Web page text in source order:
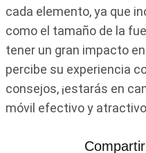
cada elemento, ya que
como el tamaño de la
tener un gran impacto
percibe su experiencia
consejos, ¡estarás en
móvil efectivo y